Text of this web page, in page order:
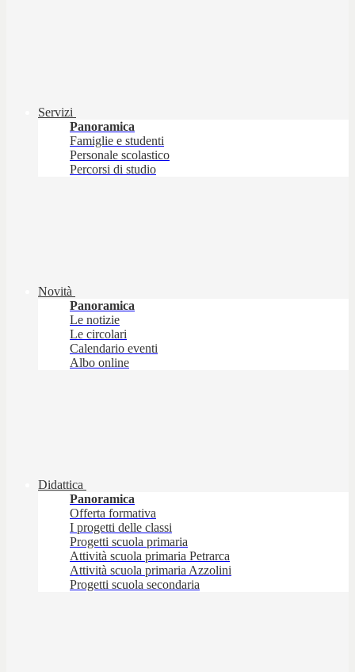
Servizi
Panoramica
Famiglie e studenti
Personale scolastico
Percorsi di studio
Novità
Panoramica
Le notizie
Le circolari
Calendario eventi
Albo online
Didattica
Panoramica
Offerta formativa
I progetti delle classi
Progetti scuola primaria
Attività scuola primaria Petrarca
Attività scuola primaria Azzolini
Progetti scuola secondaria